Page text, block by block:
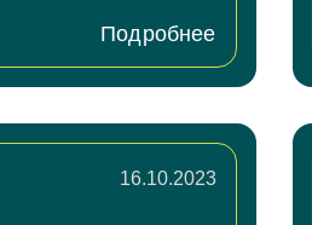
Подробнее
16.10.2023